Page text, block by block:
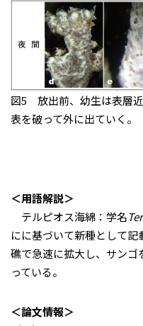
図5 放出前、幼生は表層
表を破って外に出ていく。
＜用語解説＞
テルピオス海綿：学名
にに基づいて新種として
礁で急速に拡大し、サン
っている。
＜論文情報＞